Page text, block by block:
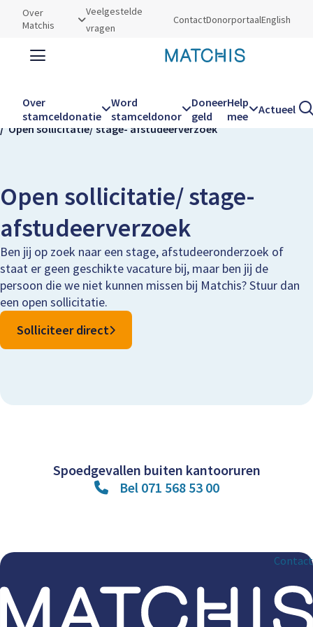
Utilities
Over
Matchis
Veelgestelde
vragen
ContactDonorportaalEnglish
Hoofdnavigatie
Over
stamceldonatie
Word
stamceldonor
Doneer
geld
Help
mee
Actueel
Kruimelpad
Home Over Matchis
Vacatures
Open sollicitatie/ stage- afstudeerverzoek
Open sollicitatie/ stage-
afstudeerverzoek
Ben jij op zoek naar een stage, afstudeeronderzoek of
staat er geen geschikte vacature bij, maar ben jij de
persoon die we niet kunnen missen bij Matchis? Stuur dan
een open sollicitatie.
Solliciteer direct
Spoedgevallen buiten kantooruren
Bel 071 568 53 00
Contact